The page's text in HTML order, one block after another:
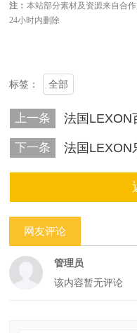
注： 本站部分素材及资源来自合
24小时内删除
标签： 全部
上一条 法国LEXON
下一条
网友评论
管理员
该内容暂无评论